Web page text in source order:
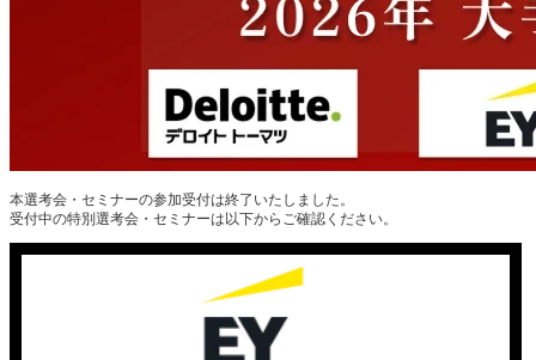
本選考会・セミナーの参加受付は終了いたしました。
受付中の特別選考会・セミナーは以下からご確認ください。